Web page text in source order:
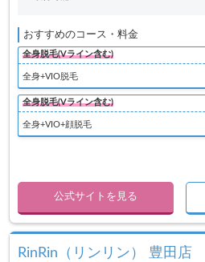
おすすめのコース・料金
全身脱毛(Vライン含む)
全身+VIO脱毛
全身脱毛(Vライン含む)
全身+VIO+顔脱毛
公式サイトを見る
RinRin（リンリン） 豊田店